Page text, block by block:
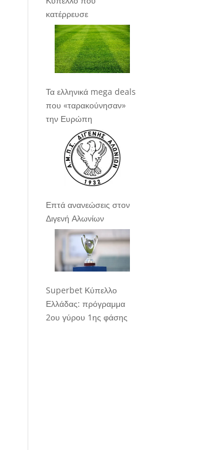
κατέρρευσε
Τα ελληνικά mega deals
που «ταρακούνησαν»
την Ευρώπη
Επτά ανανεώσεις στον
Διγενή Αλωνίων
Superbet Κύπελλο
Ελλάδας: πρόγραμμα
2ου γύρου 1ης φάσης